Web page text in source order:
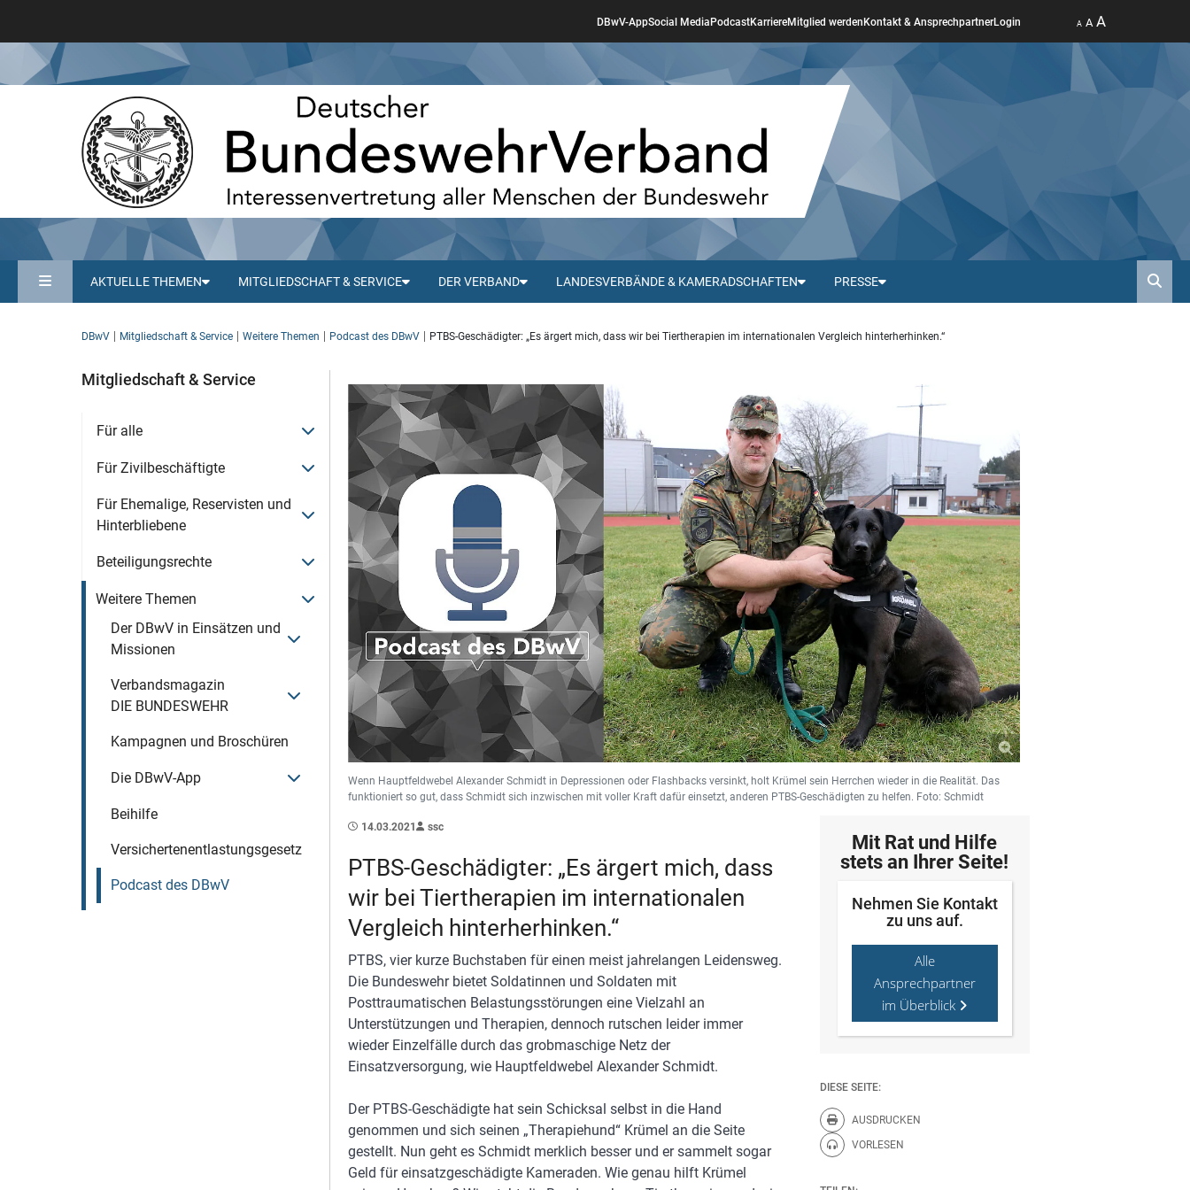
DBwV-AppSocial Media PodcastKarriereMitglied werden Kontakt & AnsprechpartnerLogin A A A
AKTUELLE THEMEN MITGLIEDSCHAFT & SERVICE DER VERBAND LANDESVERBÄNDE & KAMERADSCHAFTEN PRESSE
DBwV Mitgliedschaft & Service Weitere Themen Podcast des DBwV PTBS-Geschädigter: „Es ärgert mich, dass wir bei Tiertherapien im internationalen Vergleich hinterherhinken.“
Mitgliedschaft & Service
Für alle Menü öffnen
Für Zivilbeschäftigte Menü öffnen
Für Ehemalige, Reservisten und
Hinterbliebene
Menü öffnen
Beteiligungsrechte Menü öffnen
Weitere Themen
Menü öffnen
Der DBwV in Einsätzen und
Missionen
Menü öffnen
Verbandsmagazin
DIE BUNDESWEHR
Menü öffnen
Kampagnen und Broschüren
Die DBwV-App Menü öffnen
Beihilfe
Versichertenentlastungsgesetz
Podcast des DBwV
Wenn Hauptfeldwebel Alexander Schmidt in Depressionen oder Flashbacks versinkt, holt Krümel sein Herrchen wieder in die Realität. Das
funktioniert so gut, dass Schmidt sich inzwischen mit voller Kraft dafür einsetzt, anderen PTBS-Geschädigten zu helfen. Foto: Schmidt
14.03.2021 ssc
PTBS-Geschädigter: „Es ärgert mich, dass
wir bei Tiertherapien im internationalen
Vergleich hinterherhinken.“
PTBS, vier kurze Buchstaben für einen meist jahrelangen Leidensweg.
Die Bundeswehr bietet Soldatinnen und Soldaten mit
Posttraumatischen Belastungsstörungen eine Vielzahl an
Unterstützungen und Therapien, dennoch rutschen leider immer
wieder Einzelfälle durch das grobmaschige Netz der
Einsatzversorgung, wie Hauptfeldwebel Alexander Schmidt.
Der PTBS-Geschädigte hat sein Schicksal selbst in die Hand
genommen und sich seinen „Therapiehund“ Krümel an die Seite
gestellt. Nun geht es Schmidt merklich besser und er sammelt sogar
Geld für einsatzgeschädigte Kameraden. Wie genau hilft Krümel
Mit Rat und Hilfe
stets an Ihrer Seite!
Nehmen Sie Kontakt
zu uns auf.
Alle
Ansprechpartner
im Überblick
DIESE SEITE:
AUSDRUCKEN
Diese Seite drucken.
VORLESEN
Diese Seite vorlesen.